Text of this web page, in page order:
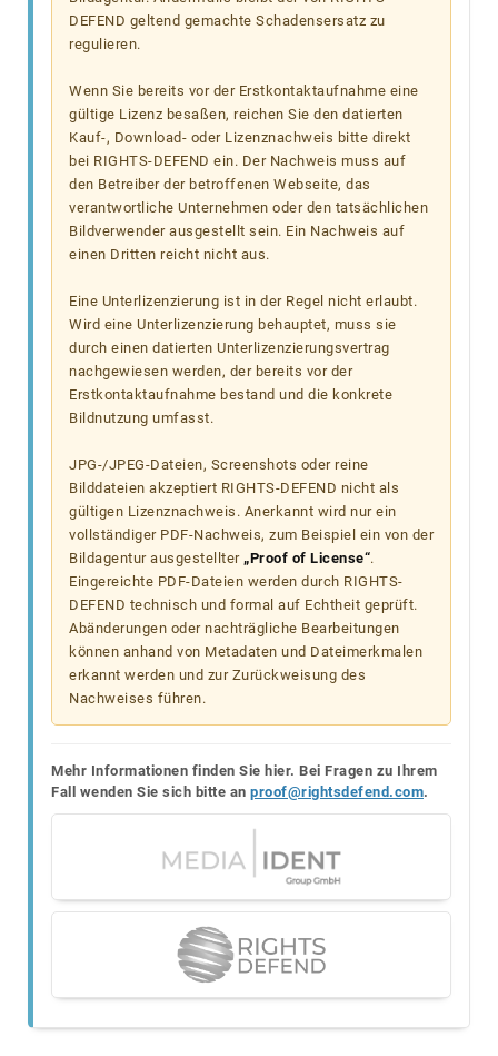
DEFEND geltend gemachte Schadensersatz zu
regulieren.
Wenn Sie bereits vor der Erstkontaktaufnahme eine
gültige Lizenz besaßen, reichen Sie den datierten
Kauf-, Download- oder Lizenznachweis bitte direkt
bei RIGHTS-DEFEND ein. Der Nachweis muss auf
den Betreiber der betroffenen Webseite, das
verantwortliche Unternehmen oder den tatsächlichen
Bildverwender ausgestellt sein. Ein Nachweis auf
einen Dritten reicht nicht aus.
Eine Unterlizenzierung ist in der Regel nicht erlaubt.
Wird eine Unterlizenzierung behauptet, muss sie
durch einen datierten Unterlizenzierungsvertrag
nachgewiesen werden, der bereits vor der
Erstkontaktaufnahme bestand und die konkrete
Bildnutzung umfasst.
JPG-/JPEG-Dateien, Screenshots oder reine
Bilddateien akzeptiert RIGHTS-DEFEND nicht als
gültigen Lizenznachweis. Anerkannt wird nur ein
vollständiger PDF-Nachweis, zum Beispiel ein von der
Bildagentur ausgestellter „Proof of License“.
Eingereichte PDF-Dateien werden durch RIGHTS-
DEFEND technisch und formal auf Echtheit geprüft.
Abänderungen oder nachträgliche Bearbeitungen
können anhand von Metadaten und Dateimerkmalen
erkannt werden und zur Zurückweisung des
Nachweises führen.
Mehr Informationen finden Sie hier. Bei Fragen zu Ihrem
Fall wenden Sie sich bitte an proof@rightsdefend.com.